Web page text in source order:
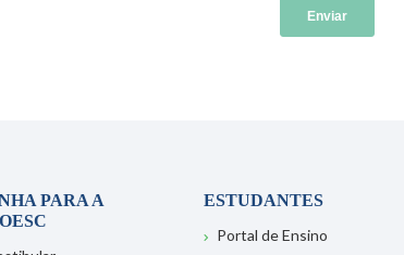
PARA A
ESTUDANTES
Portal de Ensino